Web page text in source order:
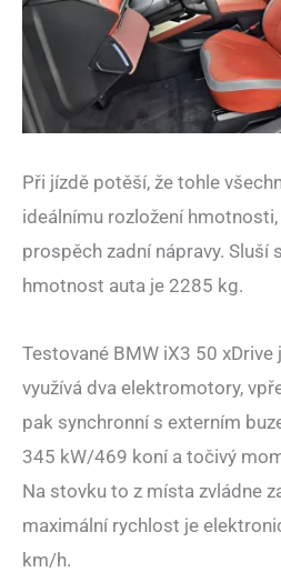
Při jízdě potěší, že tohle
ideálnímu rozložení
prospěch zadní nápravy. Sluší
hmotnost auta je 2285 kg.
Testované BMW iX3 50
využívá dva elektromotory,
pak synchronní s externím
345 kW/469 koní a točivý
Na stovku to z místa zvládne
maximální rychlost je
km/h.